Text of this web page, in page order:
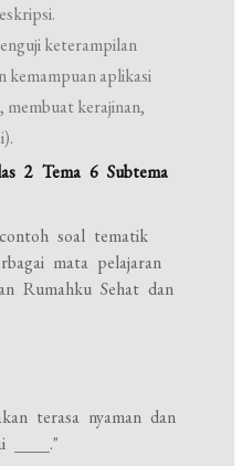
keterampilan
kemampuan aplikasi
membuat kerajinan,
2 Tema 6 Subtema
soal tematik
mata pelajaran
Rumahku Sehat dan
terasa nyaman dan
____."